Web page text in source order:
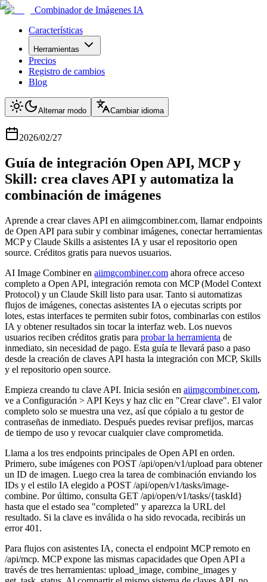
Combinador de Imágenes IA
Características
Herramientas
Precios
Registro de cambios
Blog
Alternar modo Cambiar idioma
2026/02/27
Guía de integración Open API, MCP y
Skill: crea claves API y automatiza la
combinación de imágenes
Aprende a crear claves API en aiimgcombiner.com, llamar endpoints
de Open API para subir y combinar imágenes, conectar herramientas
MCP y Claude Skills a asistentes IA y usar el repositorio open
source. Créditos gratis para nuevos usuarios.
AI Image Combiner en aiimgcombiner.com ahora ofrece acceso
completo a Open API, integración remota con MCP (Model Context
Protocol) y un Claude Skill listo para usar. Tanto si automatizas
flujos de imágenes, conectas asistentes IA o ejecutas scripts por
lotes, estas interfaces te permiten subir fotos, combinarlas con estilos
IA y obtener resultados sin tocar la interfaz web. Los nuevos
usuarios reciben créditos gratis para probar la herramienta de
inmediato, sin necesidad de pago. Esta guía te llevará paso a paso
desde la creación de claves API hasta la integración con MCP, Skills
y el repositorio open source.
Empieza creando tu clave API. Inicia sesión en aiimgcombiner.com,
ve a Configuración > API Keys y haz clic en "Crear clave". El valor
completo solo se muestra una vez, así que cópialo a tu gestor de
contraseñas de inmediato. Después puedes revisar prefijos, marcas
de tiempo de uso y revocar cualquier clave comprometida.
Llama a los tres endpoints principales de Open API en orden.
Primero, sube imágenes con POST /api/open/v1/upload para obtener
un ID de imagen. Luego crea la tarea de combinación enviando los
IDs y el estilo IA elegido a POST /api/open/v1/tasks/image-
combine. Por último, consulta GET /api/open/v1/tasks/{taskId}
hasta que el estado sea "completed" y aparezca la URL del
resultado. Si la clave es inválida o ha sido revocada, recibirás un
error 401.
Para flujos con asistentes IA, conecta el endpoint MCP remoto en
/api/mcp. MCP expone las mismas capacidades que Open API a
través de tres herramientas: upload_image, combine_images y